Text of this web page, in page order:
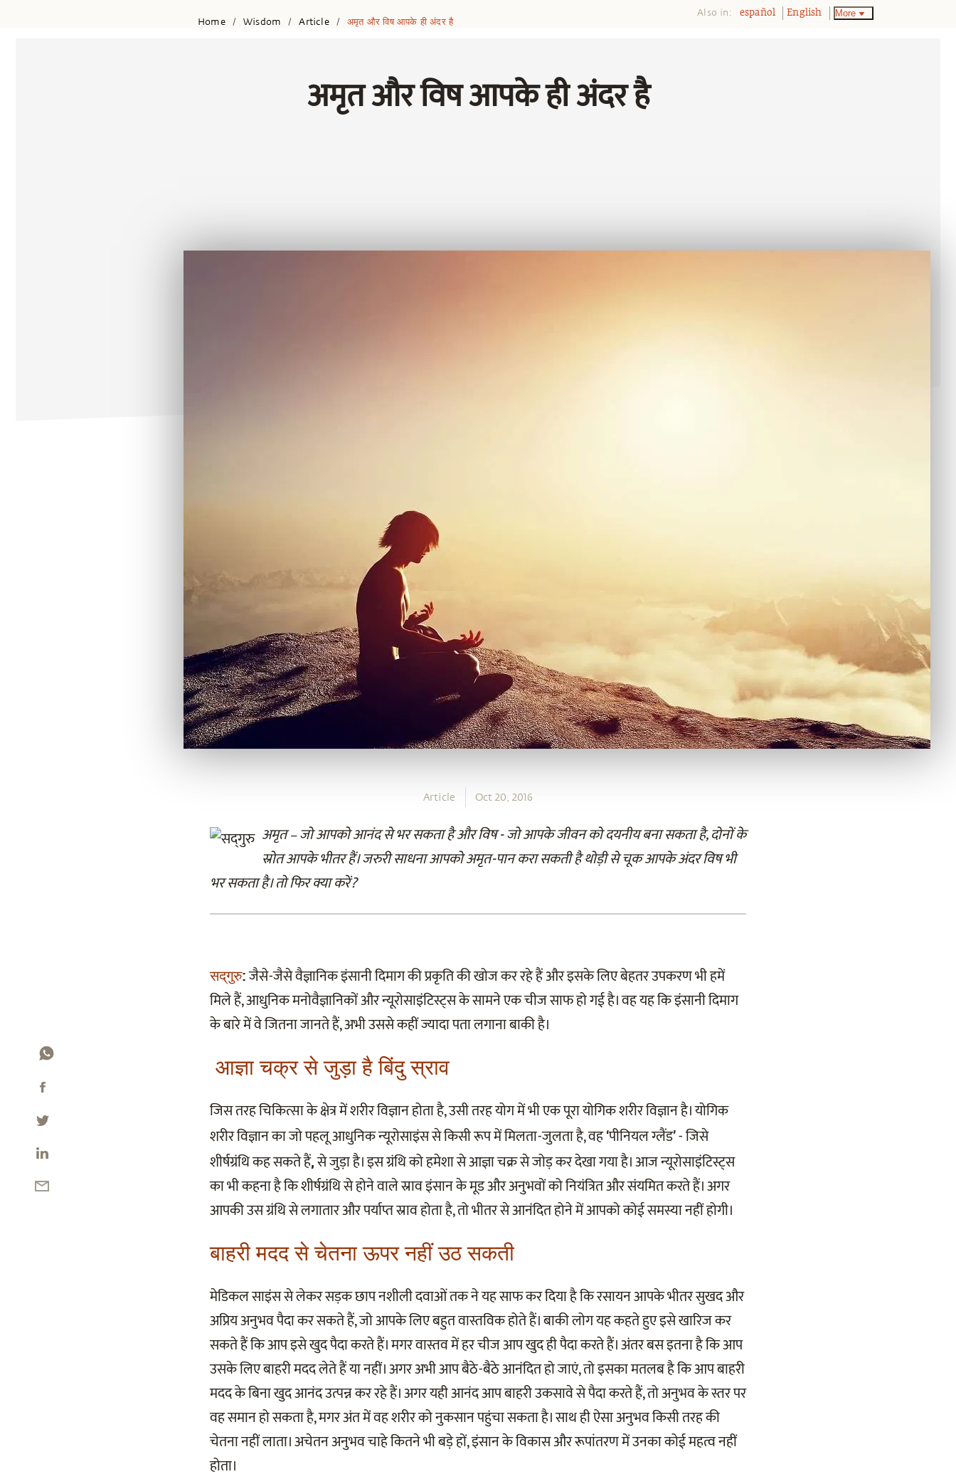
Home / Wisdom / Article / अमृत और विष आपके ही अंदर है
Also in: español English More
अमृत और विष आपके ही अंदर है
Article Oct 20, 2016
अमृत – जो आपको आनंद से भर सकता है और विष - जो आपके जीवन को दयनीय बना सकता है, दोनों के
स्रोत आपके भीतर हैं। जरुरी साधना आपको अमृत-पान करा सकती है थोड़ी से चूक आपके अंदर विष भी
भर सकता है। तो फिर क्या करें?
सद्‌गुरु:जैसे-जैसे वैज्ञानिक इंसानी दिमाग की प्रकृति की खोज कर रहे हैं और इसके लिए बेहतर उपकरण भी हमें
मिले हैं, आधुनिक मनोवैज्ञानिकों और न्यूरोसाइंटिस्ट्स के सामने एक चीज साफ हो गई है। वह यह कि इंसानी दिमाग
के बारे में वे जितना जानते हैं, अभी उससे कहीं ज्यादा पता लगाना बाकी है।
आज्ञा चक्र से जुड़ा है बिंदु स्राव
जिस तरह चिकित्सा के क्षेत्र में शरीर विज्ञान होता है, उसी तरह योग में भी एक पूरा योगिक शरीर विज्ञान है। योगिक
शरीर विज्ञान का जो पहलू आधुनिक न्यूरोसाइंस से किसी रूप में मिलता-जुलता है, वह‘पीनियल ग्लैंड’- जिसे
शीर्षग्रंथि कह सकते हैं,से जुड़ा है। इस ग्रंथि को हमेशा से आज्ञा चक्र से जोड़ कर देखा गया है। आज न्यूरोसाइंटिस्ट्स
का भी कहना है कि शीर्षग्रंथि से होने वाले स्राव इंसान के मूड और अनुभवों को नियंत्रित और संयमित करते हैं। अगर
आपकी उस ग्रंथि से लगातार और पर्याप्त स्राव होता है, तो भीतर से आनंदित होने में आपको कोई समस्या नहीं होगी।
बाहरी मदद से चेतना ऊपर नहीं उठ सकती
मेडिकल साइंस से लेकर सड़क छाप नशीली दवाओं तक ने यह साफ कर दिया है कि रसायन आपके भीतर सुखद और
अप्रिय अनुभव पैदा कर सकते हैं, जो आपके लिए बहुत वास्तविक होते हैं। बाकी लोग यह कहते हुए इसे खारिज कर
सकते हैं कि आप इसे खुद पैदा करते हैं। मगर वास्तव में हर चीज आप खुद ही पैदा करते हैं। अंतर बस इतना है कि आप
उसके लिए बाहरी मदद लेते हैं या नहीं। अगर अभी आप बैठे-बैठे आनंदित हो जाएं, तो इसका मतलब है कि आप बाहरी
मदद के बिना खुद आनंद उत्पन्न कर रहे हैं। अगर यही आनंद आप बाहरी उकसावे से पैदा करते हैं, तो अनुभव के स्तर पर
वह समान हो सकता है, मगर अंत में वह शरीर को नुकसान पहुंचा सकता है। साथ ही ऐसा अनुभव किसी तरह की
चेतना नहीं लाता। अचेतन अनुभव चाहे कितने भी बड़े हों, इंसान के विकास और रूपांतरण में उनका कोई महत्व नहीं
होता।